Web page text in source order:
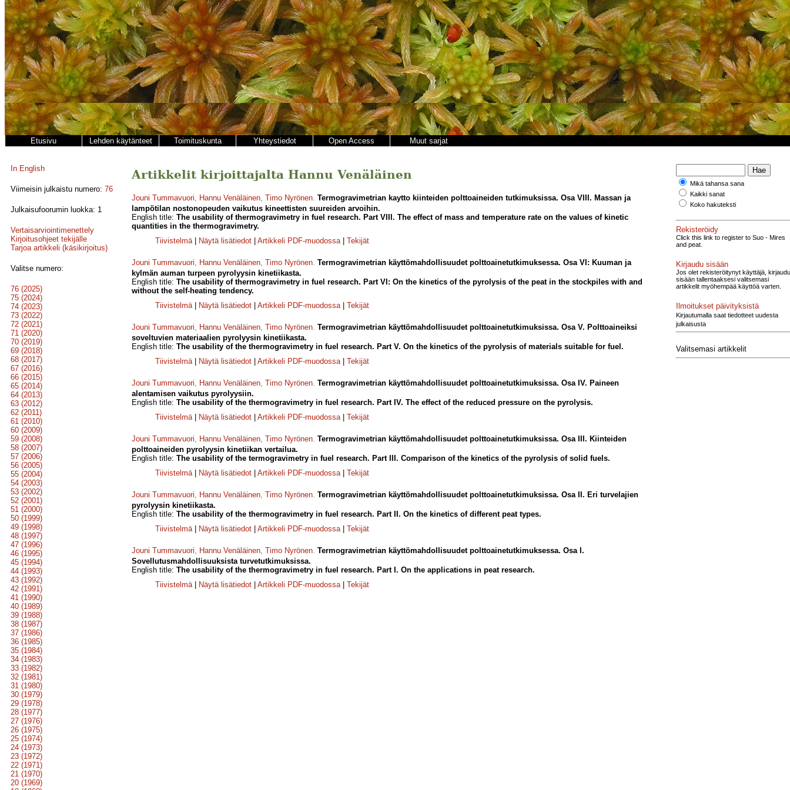
Etusivu Lehden käytänteet Toimituskunta Yhteystiedot Open Access Muut sarjat
In English
Viimeisin julkaistu numero: 76
Julkaisufoorumin luokka: 1
Vertaisarviointimenettely
Kirjoitusohjeet tekijälle
Tarjoa artikkeli (käsikirjoitus)
Valitse numero:
76 (2025)
75 (2024)
74 (2023)
73 (2022)
72 (2021)
71 (2020)
70 (2019)
69 (2018)
68 (2017)
67 (2016)
66 (2015)
65 (2014)
64 (2013)
63 (2012)
62 (2011)
61 (2010)
60 (2009)
59 (2008)
58 (2007)
57 (2006)
56 (2005)
55 (2004)
54 (2003)
53 (2002)
52 (2001)
51 (2000)
50 (1999)
49 (1998)
48 (1997)
47 (1996)
46 (1995)
45 (1994)
44 (1993)
43 (1992)
42 (1991)
41 (1990)
40 (1989)
39 (1988)
38 (1987)
37 (1986)
36 (1985)
35 (1984)
34 (1983)
33 (1982)
32 (1981)
31 (1980)
30 (1979)
29 (1978)
28 (1977)
27 (1976)
26 (1975)
25 (1974)
24 (1973)
23 (1972)
22 (1971)
21 (1970)
20 (1969)
Artikkelit kirjoittajalta Hannu Venäläinen
Jouni Tummavuori, Hannu Venäläinen, Timo Nyrönen. Termogravimetrian kaytto kiinteiden polttoaineiden tutkimuksissa. Osa VIII. Massan ja
lampötilan nostonopeuden vaikutus kineettisten suureiden arvoihin.
English title: The usability of thermogravimetry in fuel research. Part VIII. The effect of mass and temperature rate on the values of kinetic
quantities in the thermogravimetry.
Tiivistelmä| Näytä lisätiedot Artikkeli PDF-muodossa| Tekijät
Jouni Tummavuori, Hannu Venäläinen, Timo Nyrönen. Termogravimetrian käyttömahdollisuudet polttoainetutkimuksessa. Osa VI: Kuuman ja
kylmän auman turpeen pyrolyysin kinetiikasta.
English title: The usability of thermogravimetry in fuel research. Part VI: On the kinetics of the pyrolysis of the peat in the stockpiles with and
without the self-heating tendency.
Tiivistelmä| Näytä lisätiedot Artikkeli PDF-muodossa| Tekijät
Jouni Tummavuori, Hannu Venäläinen, Timo Nyrönen. Termogravimetrian käyttömahdollisuudet polttoainetutkimuksissa. Osa V. Polttoaineiksi
soveltuvien materiaalien pyrolyysin kinetiikasta.
English title: The usability of the thermogravimetry in fuel research. Part V. On the kinetics of the pyrolysis of materials suitable for fuel.
Tiivistelmä| Näytä lisätiedot Artikkeli PDF-muodossa| Tekijät
Jouni Tummavuori, Hannu Venäläinen, Timo Nyrönen. Termogravimetrian käyttömahdollisuudet polttoainetutkimuksissa. Osa IV. Paineen
alentamisen vaikutus pyrolyysiin.
English title: The usability of the thermogravimetry in fuel research. Part IV. The effect of the reduced pressure on the pyrolysis.
Tiivistelmä| Näytä lisätiedot Artikkeli PDF-muodossa| Tekijät
Jouni Tummavuori, Hannu Venäläinen, Timo Nyrönen. Termogravimetrian käyttömahdollisuudet polttoainetutkimuksissa. Osa III. Kiinteiden
polttoaineiden pyrolyysin kinetiikan vertailua.
English title: The usability of the termogravimetry in fuel research. Part III. Comparison of the kinetics of the pyrolysis of solid fuels.
Tiivistelmä| Näytä lisätiedot Artikkeli PDF-muodossa| Tekijät
Jouni Tummavuori, Hannu Venäläinen, Timo Nyrönen. Termogravimetrian käyttömahdollisuudet polttoainetutkimuksissa. Osa II. Eri turvelajien
pyrolyysin kinetiikasta.
English title: The usability of the thermogravimetry in fuel research. Part II. On the kinetics of different peat types.
Tiivistelmä| Näytä lisätiedot Artikkeli PDF-muodossa| Tekijät
Jouni Tummavuori, Hannu Venäläinen, Timo Nyrönen. Termogravimetrian käyttömahdollisuudet polttoainetutkimuksessa. Osa I.
Sovellutusmahdollisuuksista turvetutkimuksissa.
English title: The usability of the thermogravimetry in fuel research. Part I. On the applications in peat research.
Tiivistelmä| Näytä lisätiedot Artikkeli PDF-muodossa| Tekijät
Mikä tahansa sana
Kaikki sanat
Koko hakuteksti
Rekisteröidy
Click this link to register to Suo - Mires
and peat.
Kirjaudu sisään
Jos olet rekisteröitynyt käyttäjä, kirjaudu
sisään tallentaaksesi valitsemasi
artikkelit myöhempää käyttöä varten.
Ilmoitukset päivityksistä
Kirjautumalla saat tiedotteet uudesta
julkaisusta
Valitsemasi artikkelit